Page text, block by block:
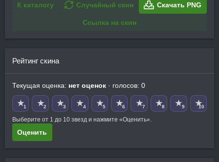
К каталогу Случайный скин Скачать PNG
Ссылка на скин
Рейтинг скина
Текущая оценка: нет оценок · голосов: 0
★1 ★2 ★3 ★4 ★5 ★6 ★7 ★8 ★9 ★10
Выберите от 1 до 10 звезд и нажмите «Оценить».
Оценить